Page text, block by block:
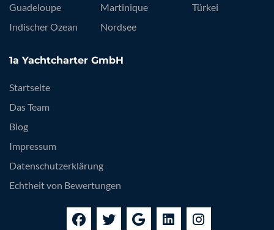
Guadeloupe
Indischer Ozean
Martinique
Nordsee
Türkei
1a Yachtcharter GmbH
Startseite
Das Team
Blog
Impressum
Datenschutzerklärung
Echtheit von Bewertungen